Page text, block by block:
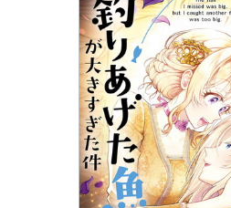
会社情報
スクウェア・エニックス サイト内検索